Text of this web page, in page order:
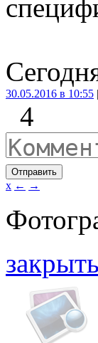
30.05.2016 в 10:55 |
4
Отправить
x ← →
закрыть